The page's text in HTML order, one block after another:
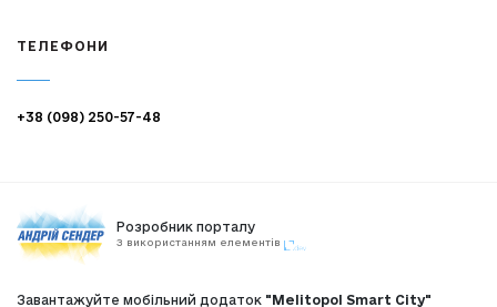
ТЕЛЕФОНИ
+38 (098) 250-57-48
Розробник порталу
З використанням елементів
Завантажуйте мобільний додаток "Melitopol Smart City"